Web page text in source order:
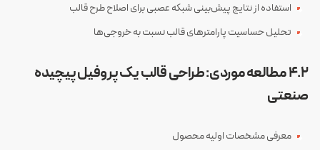
استفاده از نتایج پیش‌بینی شبکه عصبی برای اصلاح طرح قالب
تحلیل حساسیت پارامترهای قالب نسبت به خروجی‌ها
۴.۲ مطالعه موردی: طراحی قالب یک پروفیل پیچیده
صنعتی
معرفی مشخصات اولیه محصول